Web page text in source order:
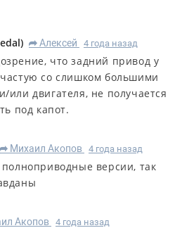
) R Алексей 4 года назад
что задний привод у
со слишком большими
или двигателя, не получается
под капот.
R Михаил Акопов 4 года назад
полноприводные версии, так
Акопов 4 года назад